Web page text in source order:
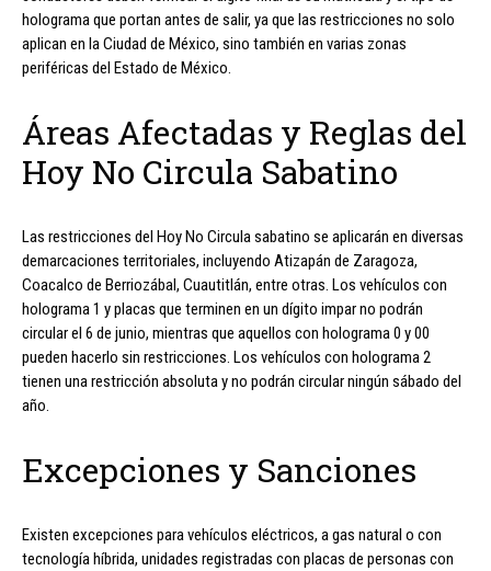
holograma que portan antes de salir, ya que las restricciones no solo
aplican en la Ciudad de México, sino también en varias zonas
periféricas del Estado de México.
Áreas Afectadas y Reglas del
Hoy No Circula Sabatino
Las restricciones del Hoy No Circula sabatino se aplicarán en diversas
demarcaciones territoriales, incluyendo Atizapán de Zaragoza,
Coacalco de Berriozábal, Cuautitlán, entre otras. Los vehículos con
holograma 1 y placas que terminen en un dígito impar no podrán
circular el 6 de junio, mientras que aquellos con holograma 0 y 00
pueden hacerlo sin restricciones. Los vehículos con holograma 2
tienen una restricción absoluta y no podrán circular ningún sábado del
año.
Excepciones y Sanciones
Existen excepciones para vehículos eléctricos, a gas natural o con
tecnología híbrida, unidades registradas con placas de personas con